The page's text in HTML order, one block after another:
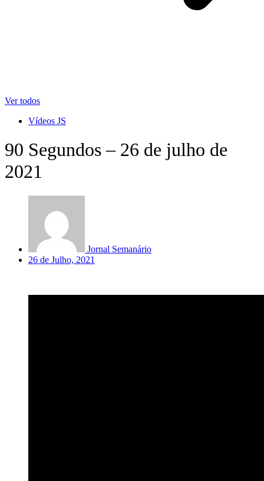
Ver todos
Vídeos JS
90 Segundos – 26 de julho de
2021
Jornal Semanário
26 de Julho, 2021